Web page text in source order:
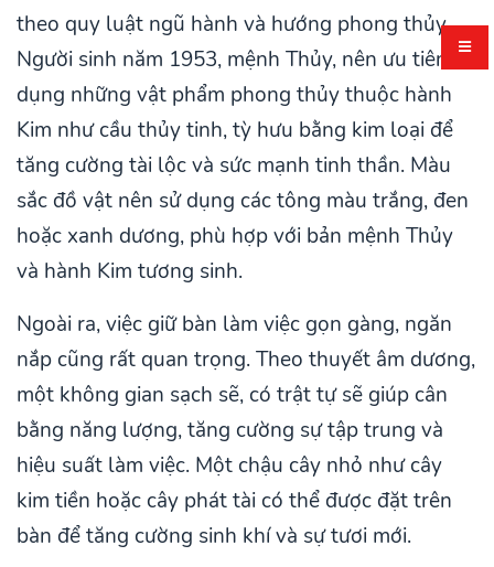
theo quy luật ngũ hành và hướng phong thủy.
Người sinh năm 1953, mệnh Thủy, nên ưu tiên sử
dụng những vật phẩm phong thủy thuộc hành
Kim như cầu thủy tinh, tỳ hưu bằng kim loại để
tăng cường tài lộc và sức mạnh tinh thần. Màu
sắc đồ vật nên sử dụng các tông màu trắng, đen
hoặc xanh dương, phù hợp với bản mệnh Thủy
và hành Kim tương sinh.
Ngoài ra, việc giữ bàn làm việc gọn gàng, ngăn
nắp cũng rất quan trọng. Theo thuyết âm dương,
một không gian sạch sẽ, có trật tự sẽ giúp cân
bằng năng lượng, tăng cường sự tập trung và
hiệu suất làm việc. Một chậu cây nhỏ như cây
kim tiền hoặc cây phát tài có thể được đặt trên
bàn để tăng cường sinh khí và sự tươi mới.